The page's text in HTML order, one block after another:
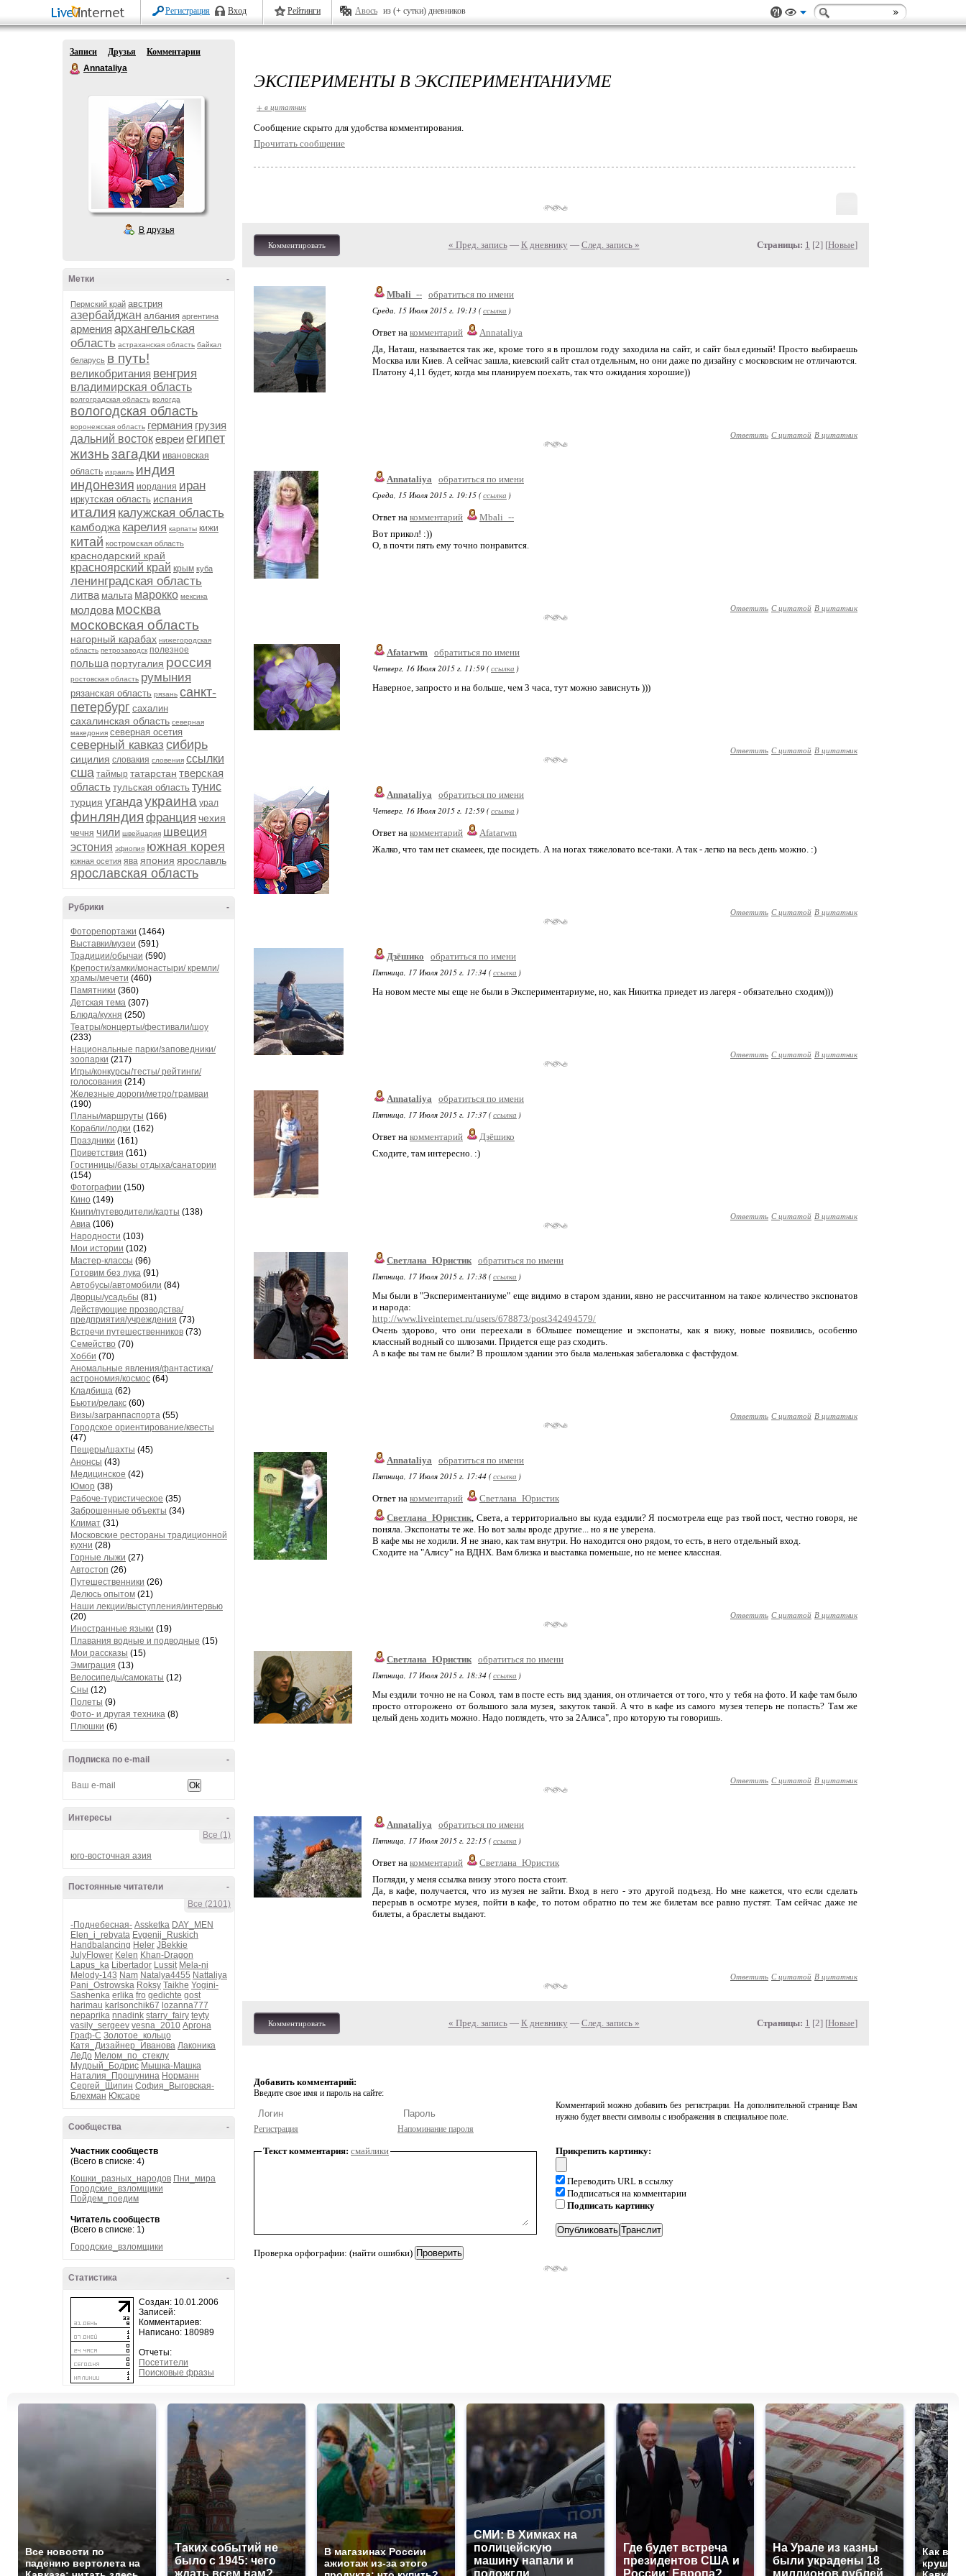
Регистрация Вход Рейтинги Авось из (+ сутки) дневников
Записи Друзья
Комментарии
Annataliya
В друзья
-
Метки
Пермский край австрия
азербайджан албания аргентина
армения архангельская
область астраханская область байкал
беларусь в путь!
великобритания венгрия
владимирская область
волгоградская область вологда
вологодская область
воронежская область германия грузия
дальний востокевреиегипет
жизньзагадки ивановская
область израиль индия
индонезия иордания иран
иркутская область испания
италия калужская область
камбоджа карелия карпаты кижи
китай костромская область
краснодарский край
красноярский край крым куба
ленинградская область
литва мальта марокко мексика
молдова москва
московская область
нагорный карабах нижегородская
область петрозаводск полезное
польша португалия россия
ростовская область румыния
рязанская область рязань санкт-
петербург сахалин
сахалинская область северная
македония северная осетия
северный кавказ сибирь
сицилия словакия словения ссылки
сша таймыр татарстан тверская
область тульская область тунис
турция угандаукраина урал
финляндия франция чехия
чечня чили швейцария швеция
эстония эфиопия южная корея
южная осетия ява япония ярославль
ярославская область
-
Рубрики
Фоторепортажи (1464)
Выставки/музеи (591)
Традиции/обычаи (590)
Крепости/замки/монастыри/ кремли/
храмы/мечети (460)
Памятники (360)
Детская тема (307)
Блюда/кухня (250)
Театры/концерты/фестивали/шоу
(233)
Национальные парки/заповедники/
зоопарки (217)
Игры/конкурсы/тесты/ рейтинги/
голосования (214)
Железные дороги/метро/трамваи
(190)
Планы/маршруты (166)
Корабли/лодки (162)
Праздники (161)
Приветствия (161)
Гостиницы/базы отдыха/санатории
(154)
Фотографии (150)
Кино (149)
Книги/путеводители/карты (138)
Авиа (106)
Народности (103)
Мои истории (102)
Мастер-классы (96)
Готовим без лука (91)
Автобусы/автомобили (84)
Дворцы/усадьбы (81)
Действующие прозводства/
предприятия/учреждения (73)
Встречи путешественников (73)
Семейство (70)
Хобби (70)
Аномальные явления/фантастика/
астрономия/космос (64)
Кладбища (62)
Бьюти/релакс (60)
Визы/загранпаспорта (55)
Городское ориентирование/квесты
(47)
Пещеры/шахты (45)
Анонсы (43)
Медицинское (42)
Юмор (38)
Рабоче-туристическое (35)
Заброшенные объекты (34)
Климат (31)
Московские рестораны традиционной
кухни (28)
Горные лыжи (27)
Автостоп (26)
Путешественники (26)
Делюсь опытом (21)
Наши лекции/выступления/интервью
(20)
Иностранные языки (19)
Плавания водные и подводные (15)
Мои рассказы (15)
Эмиграция (13)
Велосипеды/самокаты (12)
Сны (12)
Полеты (9)
Фото- и другая техника (8)
Плюшки (6)
-
Подписка по e-mail
-
Интересы
Все (1)
юго-восточная азия
-
Постоянные читатели
Все (2101)
-Поднебесная- Assketka DAY_MEN
Elen_i_rebyata Evgenij_Ruskich
Handbalancing Heler JBekkie
JulyFlower Kelen Khan-Dragon
Lapus_ka Libertador Lussit Mela-ni
Melody-143 Nam Natalya4455 Nattaliya
Pani_Ostrowska Roksy Taikhe Yogini-
Sashenka erlika fro gedichte gost
harimau karlsonchik67 lozanna777
nepaprika nnadink starry_fairy teyty
vasily_sergeev vesna_2010 Аргона
Граф-С Золотое_кольцо
Катя_Дизайнер_Иванова Лаконика
ЛеДо Мелом_по_стеклу
Мудрый_Бодрис Мышка-Машка
Наталия_Прошунина Норманн
Сергей_Щипин София_Выговская-
Блехман Юксаре
-
Сообщества
Участник сообществ
(Всего в списке: 4)
Кошки_разных_народов Пни_мира
Городские_взломщики
Пойдем_поедим
Читатель сообществ
(Всего в списке: 1)
Городские_взломщики
-
Статистика
Создан: 10.01.2006
Записей:
Комментариев:
Написано: 180989
Отчеты:
Посетители
Поисковые фразы
ЭКСПЕРИМЕНТЫ В ЭКСПЕРИМЕНТАНИУМЕ
+ в цитатник
Cообщение скрыто для удобства комментирования.
Прочитать сообщение
Комментировать « Пред. запись— К дневнику — След. запись » Страницы: 1 [2] [Новые]
Mbali_-- обратиться по имени
Среда, 15 Июля 2015 г. 19:13 (ссылка )
Ответ на комментарий
Annataliya
Да, Наташ, называется так же, кроме того я в прошлом году заходила на сайт, и сайт был единый! Просто выбираешь
Москва или Киев. А сейчас зашла, киевский сайт стал отдельным, но они даже по дизайну с московским не отличаются.
Платону 4,11 будет, когда мы планируем поехать, так что ожидания хорошие))
Ответить С цитатой В цитатник
Annataliya
обратиться по имени
Среда, 15 Июля 2015 г. 19:15 (ссылка )
Ответ на комментарий
Mbali_--
Вот прикол! :))
О, в почти пять ему точно понравится.
Ответить С цитатой В цитатник
Afatarwm обратиться по имени
Четверг, 16 Июля 2015 г. 11:59 (ссылка )
Наверное, запросто и на больше, чем 3 часа, тут можно зависнуть )))
Ответить С цитатой В цитатник
Annataliya
обратиться по имени
Четверг, 16 Июля 2015 г. 12:59 (ссылка )
Ответ на комментарий
Afatarwm
Жалко, что там нет скамеек, где посидеть. А на ногах тяжеловато все-таки. А так - легко на весь день можно. :)
Ответить С цитатой В цитатник
Дзёшико
обратиться по имени
Пятница, 17 Июля 2015 г. 17:34 (ссылка )
На новом месте мы еще не были в Экспериментариуме, но, как Никитка приедет из лагеря - обязательно сходим)))
Ответить С цитатой В цитатник
Annataliya
обратиться по имени
Пятница, 17 Июля 2015 г. 17:37 (ссылка )
Ответ на комментарий
Дзёшико
Сходите, там интересно. :)
Ответить С цитатой В цитатник
Светлана_Юристик обратиться по имени
Пятница, 17 Июля 2015 г. 17:38 (ссылка )
Мы были в "Экспериментаниуме" еще видимо в старом здании, явно не рассчитанном на такое количество экспонатов
и народа:
http://www.liveinternet.ru/users/678873/post342494579/
Очень здорово, что они переехали в бОльшее помещение и экспонаты, как я вижу, новые появились, особенно
классный водный со шлюзами. Придется еще раз сходить.
А в кафе вы там не были? В прошлом здании это была маленькая забегаловка с фастфудом.
Ответить С цитатой В цитатник
Annataliya
обратиться по имени
Пятница, 17 Июля 2015 г. 17:44 (ссылка )
Ответ на комментарий
Светлана_Юристик
Светлана_Юристик, Света, а территориально вы куда ездили? Я посмотрела еще раз твой пост, честно говоря, не
поняла. Экспонаты те же. Но вот залы вроде другие... но я не уверена.
В кафе мы не ходили. Я не знаю, как там внутри. Но находится оно рядом, то есть, в него отдельный вход.
Сходите на "Алису" на ВДНХ. Вам близка и выставка поменьше, но не менее классная.
Ответить С цитатой В цитатник
Светлана_Юристик обратиться по имени
Пятница, 17 Июля 2015 г. 18:34 (ссылка )
Мы ездили точно не на Сокол, там в посте есть вид здания, он отличается от того, что у тебя на фото. И кафе там было
просто отгорожено от большого зала музея, закуток такой. А что в кафе из самого музея теперь не попасть? Там же
целый день ходить можно. Надо поглядеть, что за 2Алиса", про которую ты говоришь.
Ответить С цитатой В цитатник
Annataliya
обратиться по имени
Пятница, 17 Июля 2015 г. 22:15 (ссылка )
Ответ на комментарий
Светлана_Юристик
Погляди, у меня ссылка внизу этого поста стоит.
Да, в кафе, получается, что из музея не зайти. Вход в него - это другой подъезд. Но мне кажется, что если сделать
перерыв в осмотре музея, пойти в кафе, то потом обратно по тем же билетам все равно пустят. Там сейчас даже не
билеты, а браслеты выдают.
Ответить С цитатой В цитатник
Комментировать « Пред. запись— К дневнику — След. запись » Страницы: 1 [2] [Новые]
Добавить комментарий:
Введите свое имя и пароль на сайте:
Регистрация Напоминание пароля
Комментарий можно добавить без регистрации. На дополнительной странице Вам
нужно будет ввести символы с изображения в специальное поле.
Текст комментария: смайлики
Проверка орфографии: (найти ошибки)
Прикрепить картинку:
Переводить URL в ссылку
Подписаться на комментарии
Подписать картинку
Все новости по
падению вертолета на
Таких событий не
было с 1945: чего
ждать всем нам?
В магазинах России
ажиотаж из-за этого
СМИ: В Химках на
полицейскую
машину напали и
подожгли.
Где будет встреча
президентов США и
России: Европа?
На Урале из казны
были украдены 18
миллионов рублей
Как